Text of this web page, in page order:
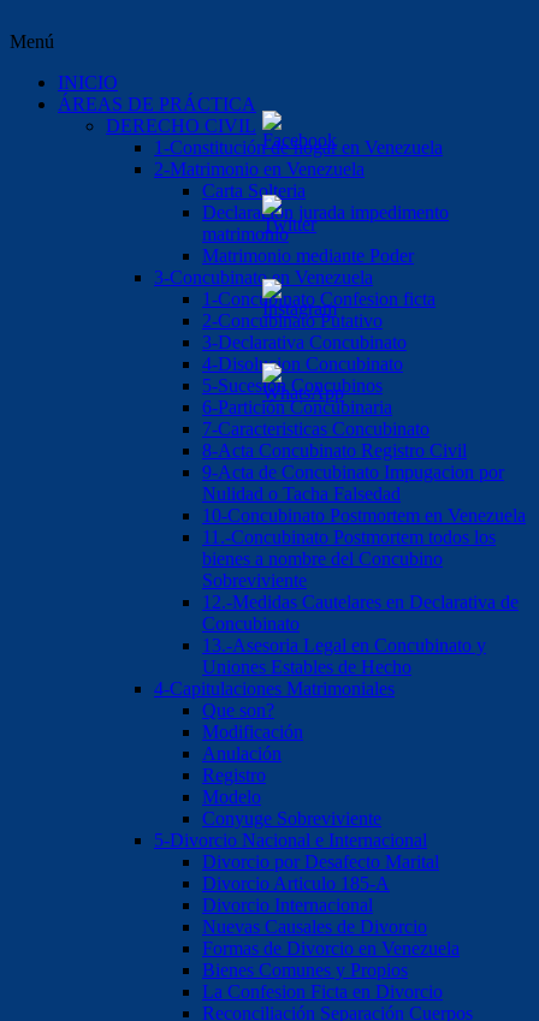
Menú
INICIO
ÁREAS DE PRÁCTICA
DERECHO CIVIL
1-Constitución de hogar en Venezuela
2-Matrimonio en Venezuela
Carta Solteria
Declaración jurada impedimento
matrimonio
Matrimonio mediante Poder
3-Concubinato en Venezuela
1-Concubinato Confesion ficta
2-Concubinato Putativo
3-Declarativa Concubinato
4-Disolucion Concubinato
5-Sucesión Concubinos
6-Partición Concubinaria
7-Caracteristicas Concubinato
8-Acta Concubinato Registro Civil
9-Acta de Concubinato Impugacion por
Nulidad o Tacha Falsedad
10-Concubinato Postmortem en Venezuela
11.-Concubinato Postmortem todos los
bienes a nombre del Concubino
Sobreviviente
12.-Medidas Cautelares en Declarativa de
Concubinato
13.-Asesoria Legal en Concubinato y
Uniones Estables de Hecho
4-Capitulaciones Matrimoniales
Que son?
Modificación
Anulación
Registro
Modelo
Conyuge Sobreviviente
5-Divorcio Nacional e Internacional
Divorcio por Desafecto Marital
Divorcio Articulo 185-A
Divorcio Internacional
Nuevas Causales de Divorcio
Formas de Divorcio en Venezuela
Bienes Comunes y Propios
La Confesion Ficta en Divorcio
Reconciliación Separación Cuerpos